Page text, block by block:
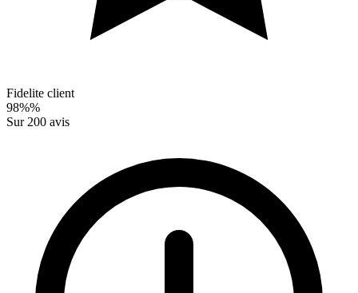
Fidelite client
98%%
Sur 200 avis